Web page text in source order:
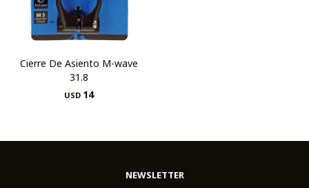
Cierre De Asiento M-wave
31.8
USD 14
NEWSLETTER